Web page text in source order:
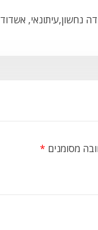
נחשון,עיתונאי, אשדוד
מסומנים *